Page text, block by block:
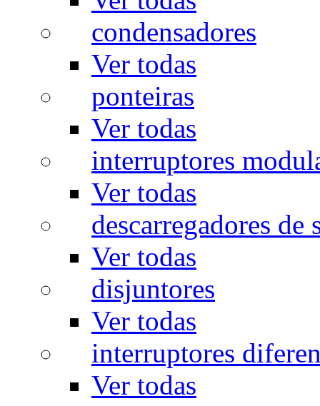
condensadores
Ver todas
ponteiras
Ver todas
interruptores
Ver todas
descarregadores de
Ver todas
disjuntores
Ver todas
interruptores
Ver todas